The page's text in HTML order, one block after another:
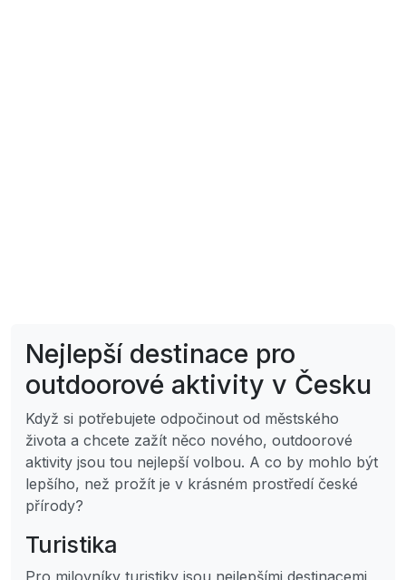
Nejlepší destinace pro
outdoorové aktivity v Česku
Když si potřebujete odpočinout od městského
života a chcete zažít něco nového, outdoorové
aktivity jsou tou nejlepší volbou. A co by mohlo být
lepšího, než prožít je v krásném prostředí české
přírody?
Turistika